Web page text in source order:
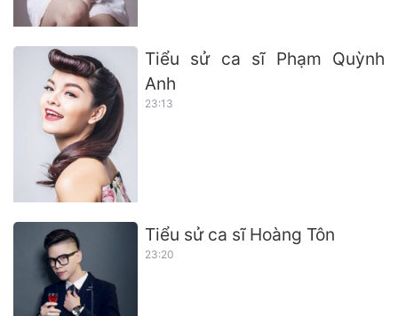
Tiểu sử ca sĩ Phạm Quỳnh
Anh
23:13
Tiểu sử ca sĩ Hoàng Tôn
23:20